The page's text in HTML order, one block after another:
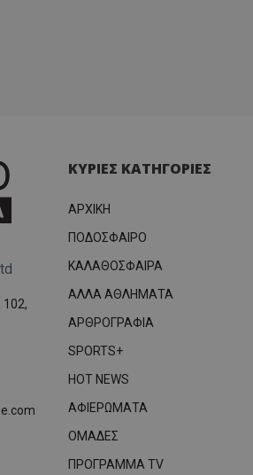
102,
ΚΥΡΙΕΣ ΚΑΤΗΓΟΡΙΕΣ
ΑΡΧΙΚΗ
ΠΟΔΟΣΦΑΙΡΟ
ΚΑΛΑΘΟΣΦΑΙΡΑ
ΑΛΛΑ ΑΘΛΗΜΑΤΑ
ΑΡΘΡΟΓΡΑΦΙΑ
SPORTS+
HOT NEWS
ΑΦΙΕΡΩΜΑΤΑ
ΟΜΑΔΕΣ
ΠΡΟΓΡΑΜΜΑ TV